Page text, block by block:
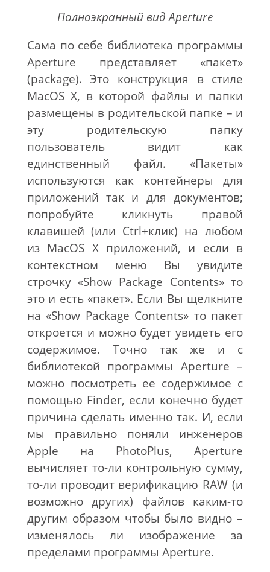
Полноэкранный вид Aperture
Сама по себе библиотека программы
Aperture представляет «пакет»
(package). Это конструкция в стиле
MacOS X, в которой файлы и папки
размещены в родительской папке – и
эту родительскую папку
пользователь видит как
единственный файл. «Пакеты»
используются как контейнеры для
приложений так и для документов;
попробуйте кликнуть правой
клавишей (или Ctrl+клик) на любом
из MacOS X приложений, и если в
контекстном меню Вы увидите
строчку «Show Package Contents» то
это и есть «пакет». Если Вы щелкните
на «Show Package Contents» то пакет
откроется и можно будет увидеть его
содержимое. Точно так же и с
библиотекой программы Aperture –
можно посмотреть ее содержимое с
помощью Finder, если конечно будет
причина сделать именно так. И, если
мы правильно поняли инженеров
Apple на PhotoPlus, Aperture
вычисляет то-ли контрольную сумму,
то-ли проводит верификацию RAW (и
возможно других) файлов каким-то
другим образом чтобы было видно –
изменялось ли изображение за
пределами программы Aperture.